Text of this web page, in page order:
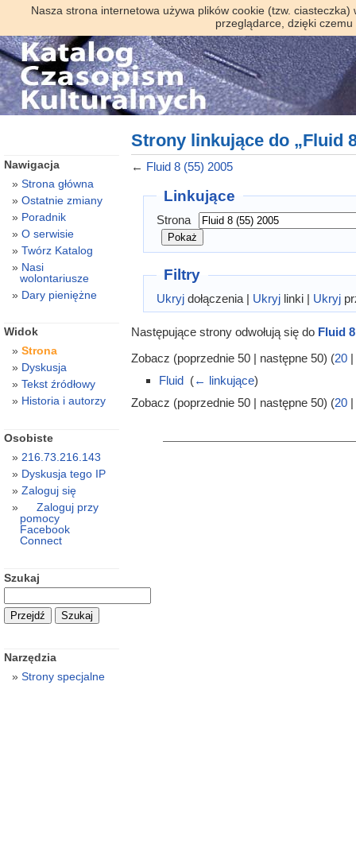
Nasza strona internetowa używa plików cookie (tzw.
przeglądarce, dzięki
Strony linkujące do „Fluid
← Fluid 8 (55) 2005
Linkujące
Strona
Filtry
Ukryjdołączenia | Ukryjlinki | Ukryj
Następujące strony odwołują się do Fluid
Zobacz (poprzednie 50 | następne 50) (20|
Fluid‎ (← linkujące)
Zobacz (poprzednie 50 | następne 50) (20|
Nawigacja
Strona główna
Ostatnie zmiany
Poradnik
O serwisie
Twórz Katalog
Nasi
wolontariusze
Dary pieniężne
Widok
Strona
Dyskusja
Tekst źródłowy
Historia i autorzy
Osobiste
216.73.216.143
Dyskusja tego IP
Zaloguj się
Zaloguj przy
pomocy
Facebook
Connect
Szukaj
Narzędzia
Strony specjalne